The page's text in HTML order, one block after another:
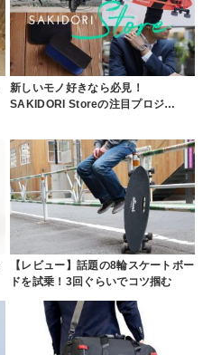
新しいモノ好きなら必見！
SAKIDORI Storeの注目プロジ…
【レビュー】話題の8輪スケートボー
ドを試乗！3回ぐらいでコツ掴む